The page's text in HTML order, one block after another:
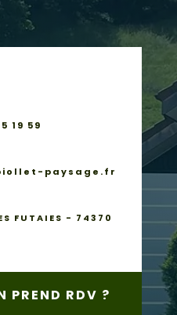
19 59
paysage.fr
FUTAIES - 74370
PREND RDV ?